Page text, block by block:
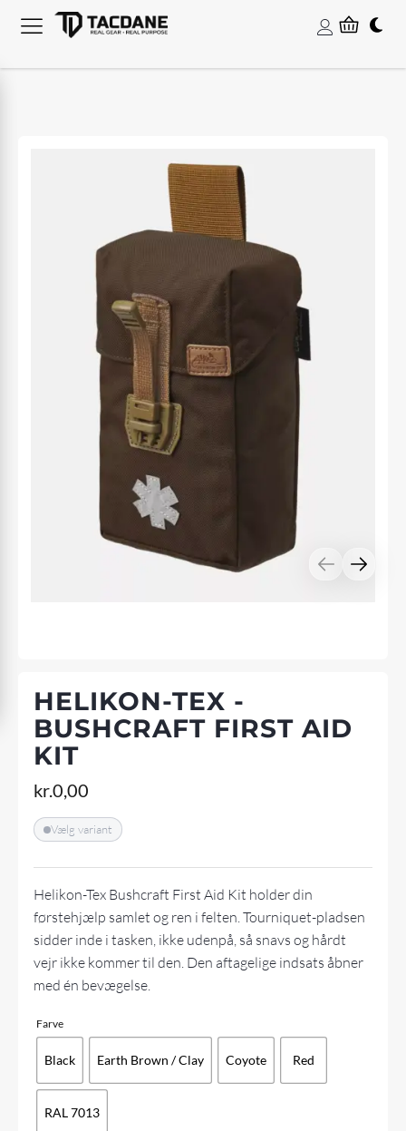
HELIKON-TEX -
BUSHCRAFT FIRST AID
KIT
kr.0,00
Vælg variant
Helikon-Tex Bushcraft First Aid Kit holder din
førstehjælp samlet og ren i felten. Tourniquet-pladsen
sidder inde i tasken, ikke udenpå, så snavs og hårdt
vejr ikke kommer til den. Den aftagelige indsats åbner
med én bevægelse.
Farve
Black Earth Brown / Clay Coyote Red
RAL 7013